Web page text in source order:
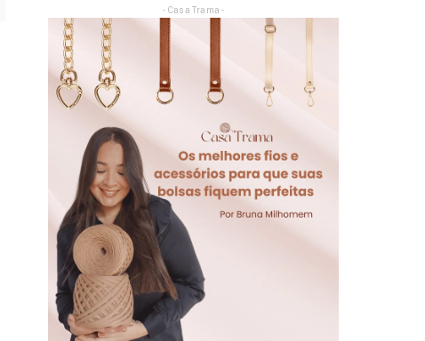
- Casa Trama -